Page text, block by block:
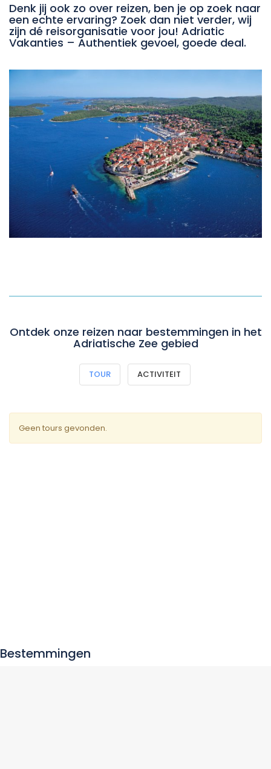
Denk jij ook zo over reizen, ben je op zoek naar
een echte ervaring? Zoek dan niet verder, wij
zijn dé reisorganisatie voor jou! Adriatic
Vakanties – Authentiek gevoel, goede deal.
Ontdek onze reizen naar bestemmingen in het
Adriatische Zee gebied
TOUR ACTIVITEIT
Geen tours gevonden.
Bestemmingen